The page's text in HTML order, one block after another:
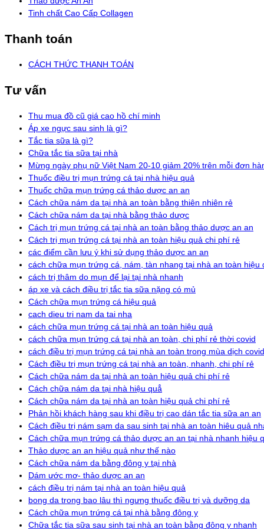
Tinh chất Cao Cấp Collagen
Thanh toán
CÁCH THỨC THANH TOÁN
Tư vấn
Thu mua đồ cũ giá cao hồ chí minh
Áp xe ngực sau sinh là gì?
Tắc tia sữa là gì?
Chữa tắc tia sữa tại nhà
Mừng ngày phụ nữ Việt Nam 20-10 giảm 20% trên mỗi đơn
Thuốc điều trị mụn trứng cá tại nhà hiệu quả
Thuốc chữa mụn trứng cá thảo dược an an
Cách chữa nám da tại nhà an toàn bằng thiên nhiên rẻ
Cách chữa nám da tại nhà bằng thảo dược
Cách trị mụn trứng cá tại nhà an toàn bằng thảo dược an an
Cách trị mụn trứng cá tại nhà an toàn hiệu quả chi phí rẻ
các điểm cần lưu ý khi sử dụng thảo dược an an
cách chữa mụn trứng cá, nám, tàn nhang tại nhà an toàn hiệu
cách trị thâm do mụn để lại tại nhà nhanh
áp xe và cách điều trị tắc tia sữa nặng có mủ
Cách chữa mụn trứng cá hiệu quả
cach dieu tri nam da tai nha
cách chữa mụn trứng cá tại nhà an toàn hiệu quả
cách chữa mụn trứng cá tại nhà an toàn, chi phí rẻ thời covid
cách điều trị mụn trứng cá tại nhà an toàn trong mùa dịch covid
Cách điều trị mụn trứng cá tại nhà an toàn, nhanh, chi phí rẻ
Cách chữa nám da tại nhà an toàn hiệu quả chi phí rẻ
Cách chữa nám da tại nhà hiệu quẳ
Cách chữa nám da tại nhà an toàn hiệu quả chi phí rẻ
Phản hồi khách hàng sau khi điều trị cao dán tắc tia sữa an an
Cách điều trị nám sạm da sau sinh tại nhà an toàn hiêu quả
Cách chữa mụn trứng cá thảo dược an an tại nhà nhanh hiệu
Thảo dược an an hiệu quả như thế nào
Cách chữa nám da bằng đông y tại nhà
Dám ước mơ- thảo dược an an
cách điều trị nám tại nhà an toàn hiệu quả
bong da trong bao lâu thì ngưng thuốc điều trị và dưỡng da
Cách chữa mụn trứng cá tại nhà bằng đông y
Chữa tắc tia sữa sau sinh tại nhà an toàn bằng đông y nhanh